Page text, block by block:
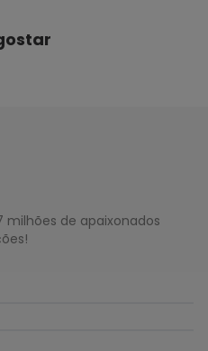
de apaixonados